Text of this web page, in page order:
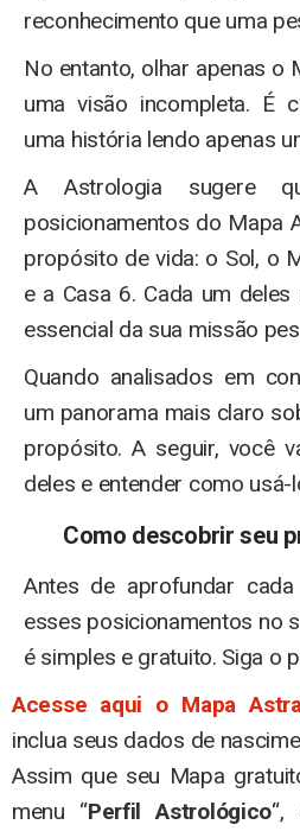
reconhecimento que uma
No entanto, olhar apenas o
uma visão incompleta. É
uma história lendo apenas
A Astrologia sugere
posicionamentos do Mapa
propósito de vida: o Sol, o
e a Casa 6. Cada um
essencial da sua missão
Quando analisados em
um panorama mais claro
propósito. A seguir, você
deles e entender como usá-
Como descobrir seu
Antes de aprofundar
esses posicionamentos no
é simples e gratuito. Siga o
Acesse aqui o Mapa
inclua seus dados de
Assim que seu Mapa
menu “Perfil Astrológico“,